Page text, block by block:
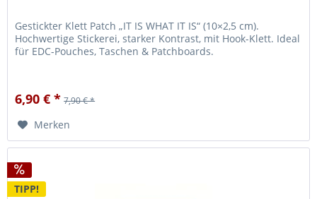
Gestickter Klett Patch „IT IS WHAT IT IS“ (10×2,5 cm).
Hochwertige Stickerei, starker Kontrast, mit Hook-Klett. Ideal
für EDC-Pouches, Taschen & Patchboards.
6,90 € * 7,90 € *
Merken
TIPP!